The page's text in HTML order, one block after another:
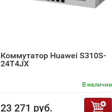
Коммутатор Huawei S310S-
24T4JX
В наличии
23 271 руб.